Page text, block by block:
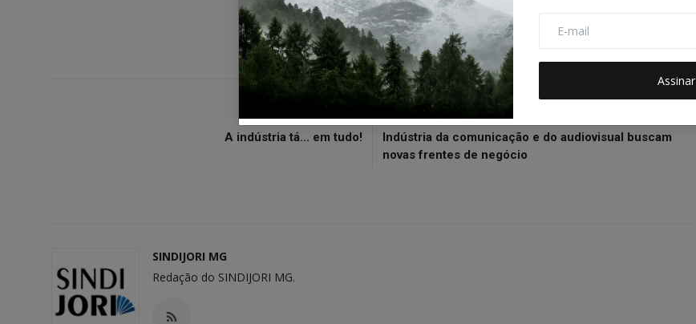
Assinar
ARTIGO ANTERIOR
A indústria tá... em tudo!
PRÓXIMO ARTIGO
Indústria da comunicação e do audiovisual buscam
novas frentes de negócio
SINDIJORI MG
Redação do SINDIJORI MG.